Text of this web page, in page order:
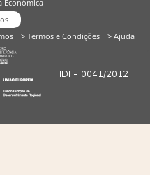
Económica
> Termos e Condições > Ajuda